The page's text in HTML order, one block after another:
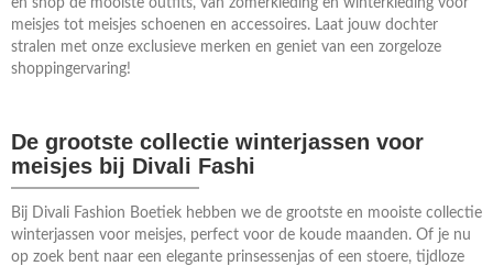
meisjes tot meisjes schoenen en accessoires. Laat jouw dochter
stralen met onze exclusieve merken en geniet van een zorgeloze
shoppingervaring!
De grootste collectie winterjassen voor
meisjes bij Divali Fashi
Bij Divali Fashion Boetiek hebben we de grootste en mooiste collectie
winterjassen voor meisjes, perfect voor de koude maanden. Of je nu
op zoek bent naar een elegante prinsessenjas of een stoere, tijdloze